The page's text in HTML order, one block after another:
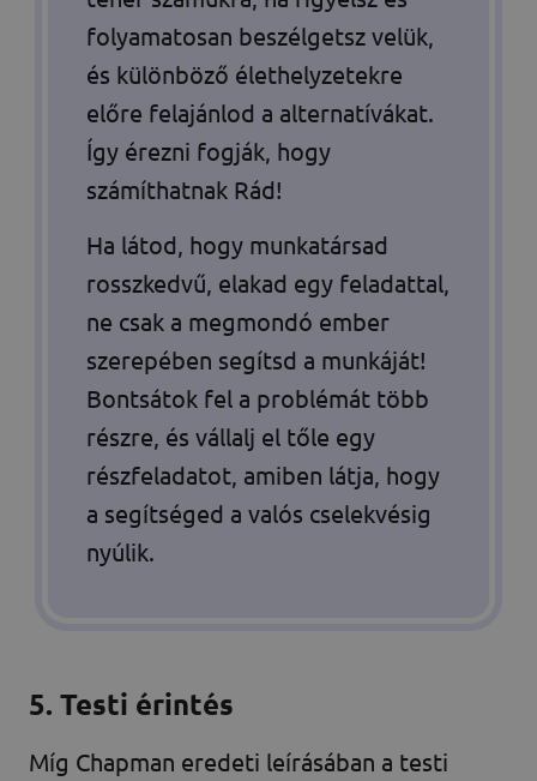
folyamatosan beszélgetsz velük,
és különböző élethelyzetekre
előre felajánlod a alternatívákat.
Így érezni fogják, hogy
számíthatnak Rád!
Ha látod, hogy munkatársad
rosszkedvű, elakad egy feladattal,
ne csak a megmondó ember
szerepében segítsd a munkáját!
Bontsátok fel a problémát több
részre, és vállalj el tőle egy
részfeladatot, amiben látja, hogy
a segítséged a valós cselekvésig
nyúlik.
5. Testi érintés
Míg Chapman eredeti leírásában a testi